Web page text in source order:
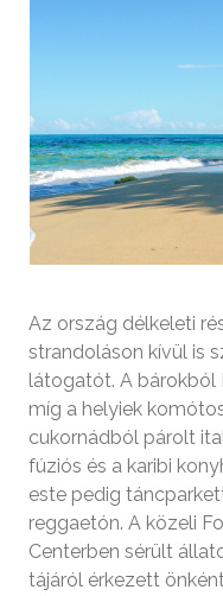
Az ország délkeleti
strandoláson kívül is
látogatót. A bárokból
míg a helyiek
cukornádból párolt
fúziós és a karibi
este pedig
reggaetón. A közeli
Centerben sérült
tájáról érkezett